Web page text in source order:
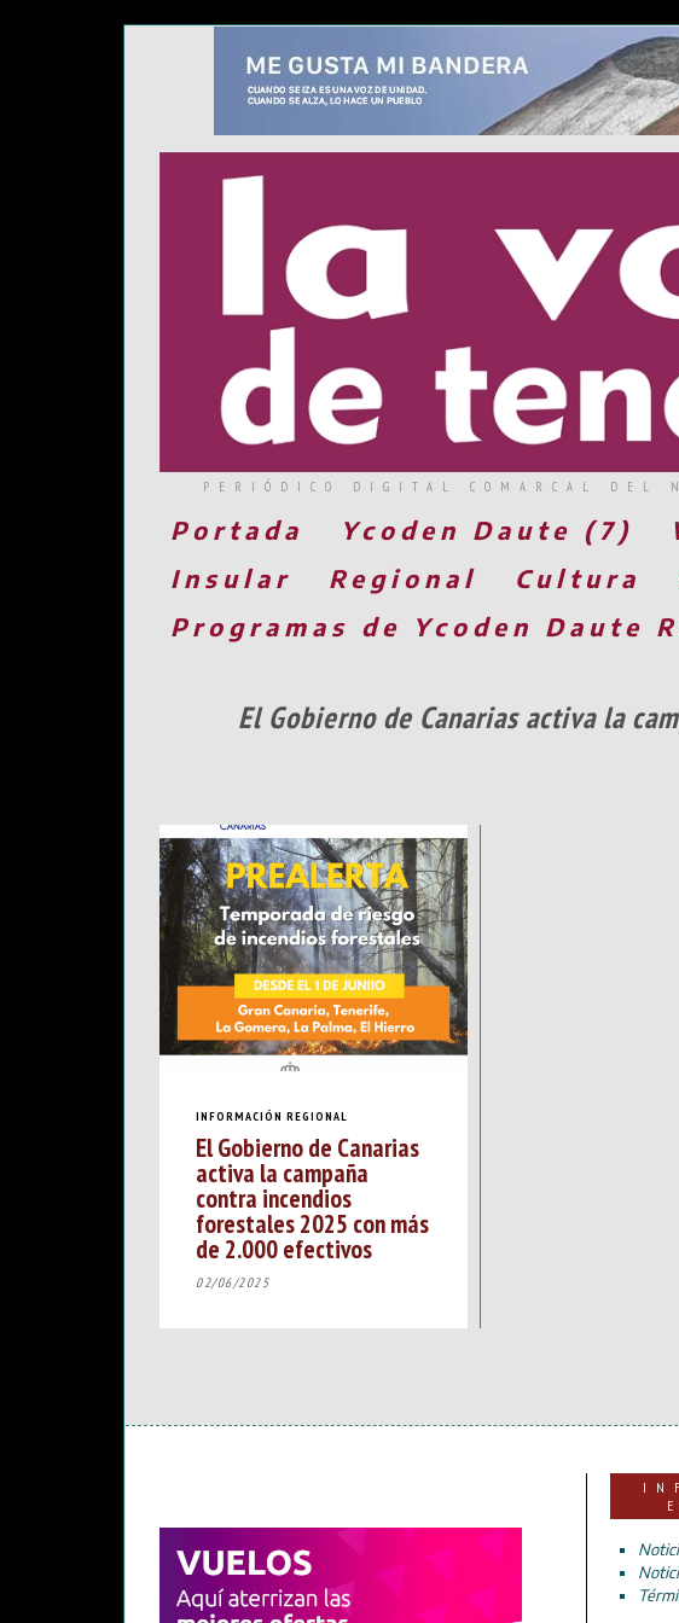
PERIÓDICO DIGITAL COMARCAL
Portada Ycoden Daute (7)
Insular
Regional Cultura
Programas de Ycoden Daute
El Gobierno de Canarias activa la
INFORMACIÓN REGIONAL
El Gobierno de Canarias
activa la campaña
contra incendios
forestales 2025 con más
de 2.000 efectivos
02/06/2025